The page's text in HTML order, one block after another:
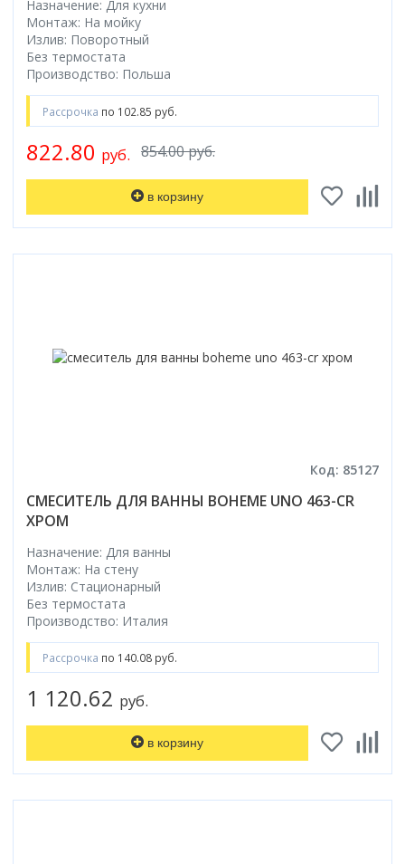
Назначение: Для кухни
Монтаж: На мойку
Излив: Поворотный
Без термостата
Производство: Польша
Рассрочка по 102.85 руб.
854.00 руб.
822.80 руб.
в корзину
Код: 85127
СМЕСИТЕЛЬ ДЛЯ ВАННЫ BOHEME UNO 463-CR
ХРОМ
Назначение: Для ванны
Монтаж: На стену
Излив: Стационарный
Без термостата
Производство: Италия
Рассрочка по 140.08 руб.
1 120.62 руб.
в корзину